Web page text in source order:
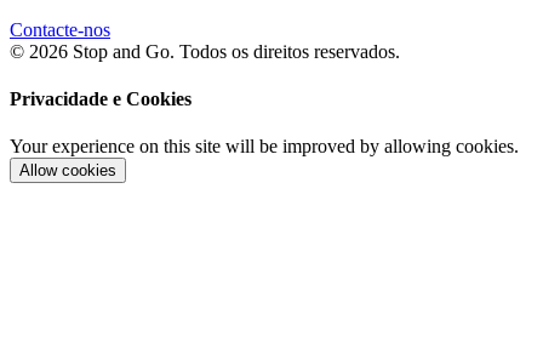
Contacte-nos
© 2026 Stop and Go. Todos os direitos reservados.
Privacidade e Cookies
Your experience on this site will be improved by allowing cookies.
Allow cookies